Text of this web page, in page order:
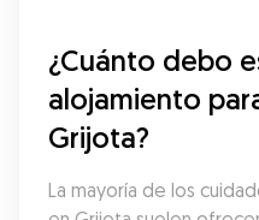
¿Cuánto debo
alojamiento
Grijota?
La mayoría de los